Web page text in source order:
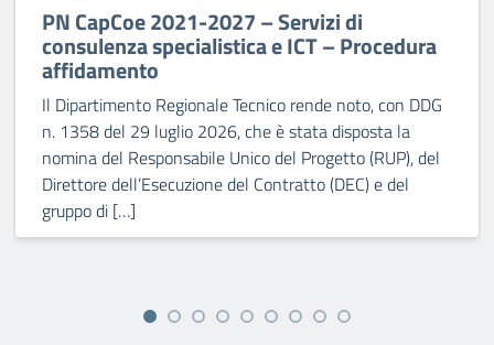
PN CapCoe 2021-2027 – Servizi di
consulenza specialistica e ICT – Procedura
affidamento
Il Dipartimento Regionale Tecnico rende noto, con DDG
n. 1358 del 29 luglio 2026, che è stata disposta la
nomina del Responsabile Unico del Progetto (RUP), del
Direttore dell’Esecuzione del Contratto (DEC) e del
gruppo di […]